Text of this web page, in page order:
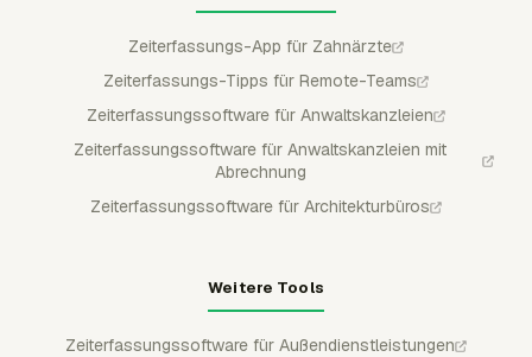
Zeiterfassungs-App für Zahnärzte
Zeiterfassungs-Tipps für Remote-Teams
Zeiterfassungssoftware für Anwaltskanzleien
Zeiterfassungssoftware für Anwaltskanzleien mit
Abrechnung
Zeiterfassungssoftware für Architekturbüros
Weitere Tools
Zeiterfassungssoftware für Außendienstleistungen